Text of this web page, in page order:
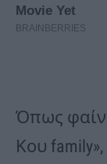
Όπως
Κου